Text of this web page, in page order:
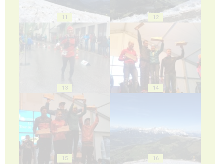
11 12
13 14
15 16